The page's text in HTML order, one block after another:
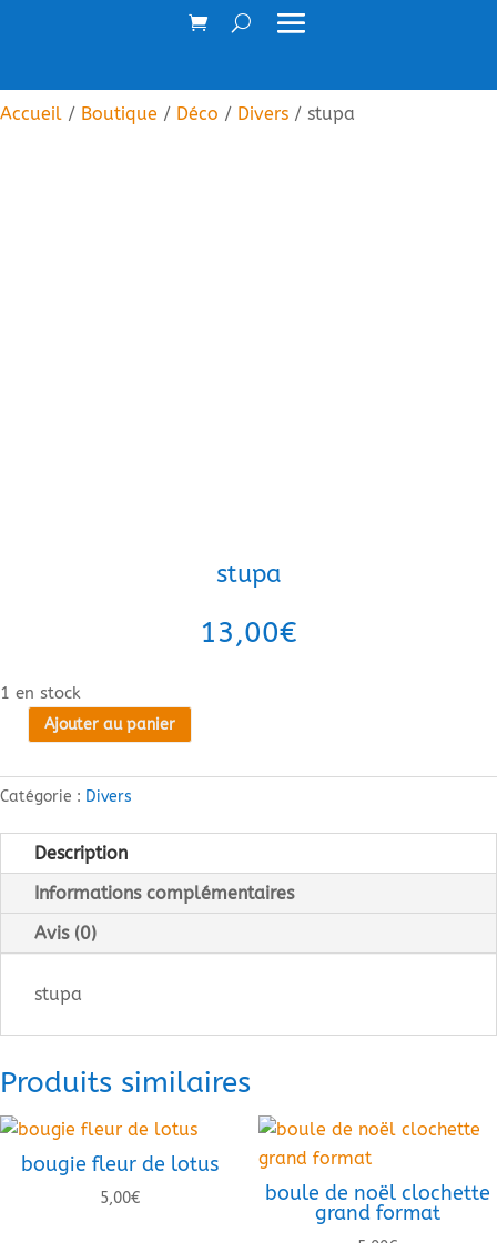
Accueil / Boutique / Déco / Divers / stupa
stupa
13,00€
1 en stock
quantité
stupa
Ajouter au panier
Catégorie : Divers
Description
Informations complémentaires
Avis (0)
stupa
Produits similaires
bougie fleur de lotus
5,00€
boule de noël clochette
grand format